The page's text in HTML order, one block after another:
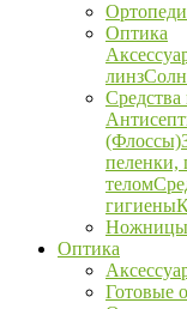
Оптика
линз
(Флоссы)
пеленки,
телом
гигиены
Ножницы
Оптика
Готовые